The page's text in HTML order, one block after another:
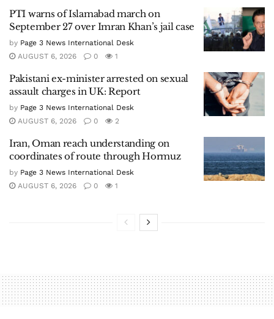
PTI warns of Islamabad march on
September 27 over Imran Khan’s jail case
by Page 3 News International Desk
AUGUST 6, 2026
0 1
Pakistani ex-minister arrested on sexual
assault charges in UK: Report
by Page 3 News International Desk
AUGUST 6, 2026
0 2
Iran, Oman reach understanding on
coordinates of route through Hormuz
by Page 3 News International Desk
AUGUST 6, 2026
0 1